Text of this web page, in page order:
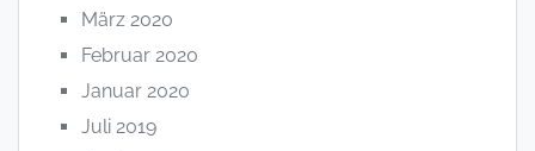
März 2020
Februar 2020
Januar 2020
Juli 2019